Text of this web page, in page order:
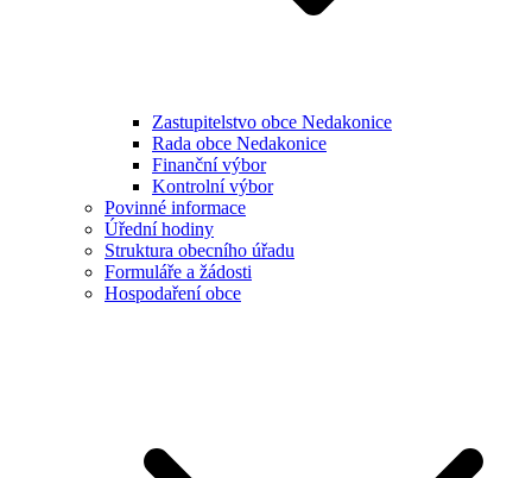
Zastupitelstvo obce Nedakonice
Rada obce Nedakonice
Finanční výbor
Kontrolní výbor
Povinné informace
Úřední hodiny
Struktura obecního úřadu
Formuláře a žádosti
Hospodaření obce